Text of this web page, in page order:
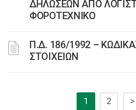
ΔΗΛΩΣΕΩΝ ΑΠΟ
ΦΟΡΟΤΕΧΝΙΚΟ
Π.Δ. 186/1992 –
ΣΤΟΙΧΕΙΩΝ
1 2 >